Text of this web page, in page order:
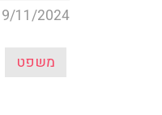
11/2024
משפט